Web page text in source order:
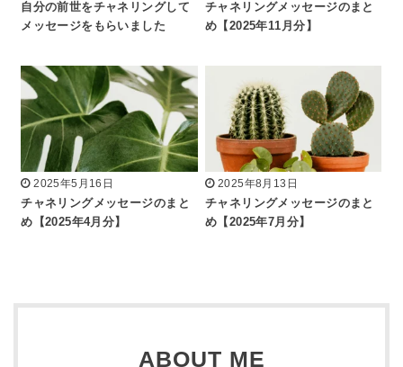
自分の前世をチャネリングして
メッセージをもらいました
チャネリングメッセージのまと
め【2025年11月分】
2025年5月16日
チャネリングメッセージのまと
め【2025年4月分】
2025年8月13日
チャネリングメッセージのまと
め【2025年7月分】
ABOUT ME